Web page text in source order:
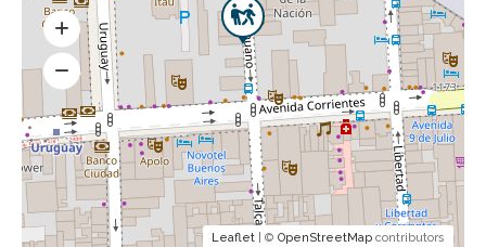
Leaflet | © OpenStreetMap contributors